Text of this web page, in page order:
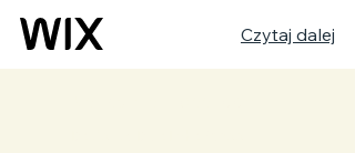
Czytaj dalej